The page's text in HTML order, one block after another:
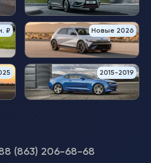
₽ Новые 2026
2015-2019
8 (863) 206-68-68